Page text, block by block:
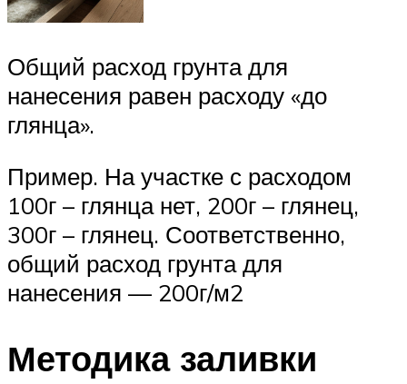
Общий расход грунта для
нанесения равен расходу «до
глянца».
Пример. На участке с расходом
100г – глянца нет, 200г – глянец,
300г – глянец. Соответственно,
общий расход грунта для
нанесения — 200г/м2
Методика заливки